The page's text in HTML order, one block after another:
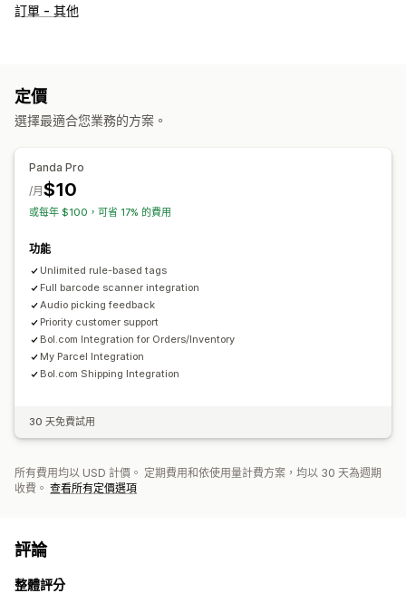
訂單 - 其他
定價
選擇最適合您業務的方案。
Panda Pro
$10
/月
或每年 $100，可省 17% 的費用
功能
Unlimited rule-based tags
Full barcode scanner integration
Audio picking feedback
Priority customer support
Bol.com Integration for Orders/Inventory
My Parcel Integration
Bol.com Shipping Integration
30 天免費試用
所有費用均以 USD 計價。 定期費用和依使用量計費方案，均以 30 天為週期
收費。 查看所有定價選項
評論
整體評分